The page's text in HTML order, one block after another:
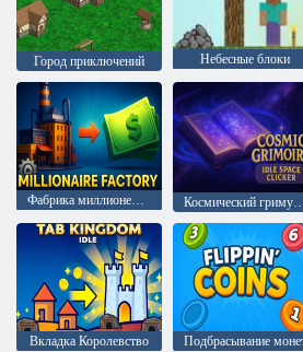
Город приключений Небесные блоки
Фабрика миллионеров Космический гримуар – космический кликер
Вкладка Королевство Подбрасывание